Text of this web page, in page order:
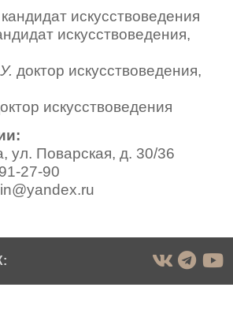
кандидат искусствоведения
искусствоведения,
доктор искусствоведения,
искусствоведения
ул. Поварская, д. 30/36
27-90